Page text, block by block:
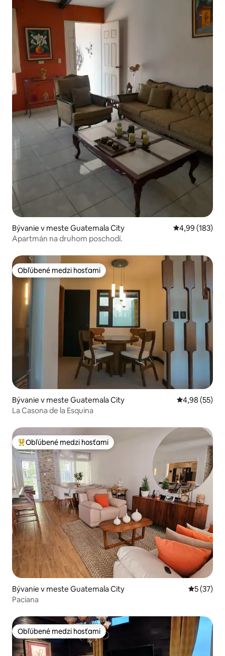
Bývanie v meste Guatemala City Priemerné
4,99 (183)
Apartmán na druhom poschodí.
Obľúbené medzi hosťami
Obľúbené medzi hosťami
Bývanie v meste Guatemala City Priemerné
4,98 (55)
La Casona de la Esquina
Najobľúbenejšie medzi hosťami
Obľúbené medzi hosťami
Bývanie v meste Guatemala City
5 (37)
Paciana
Obľúbené medzi hosťami
Obľúbené medzi hosťami